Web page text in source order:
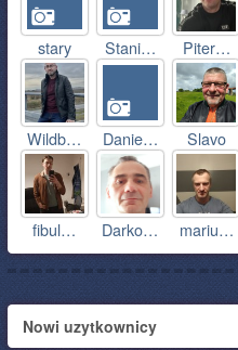
stary Stani… Piter…
Wildb… Danie… Slavo
fibul… Darko… mariu…
Nowi uzytkownicy